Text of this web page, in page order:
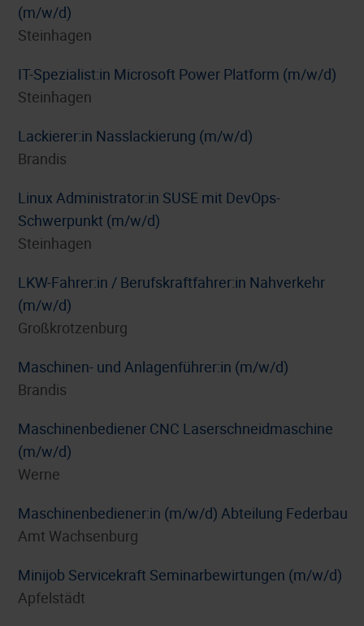
(m/w/d)
Steinhagen
IT-Spezialist:in Microsoft Power Platform (m/w/d)
Steinhagen
Lackierer:in Nasslackierung (m/w/d)
Brandis
Linux Administrator:in SUSE mit DevOps-
Schwerpunkt (m/w/d)
Steinhagen
LKW-Fahrer:in / Berufskraftfahrer:in Nahverkehr
(m/w/d)
Großkrotzenburg
Maschinen- und Anlagenführer:in (m/w/d)
Brandis
Maschinenbediener CNC Laserschneidmaschine
(m/w/d)
Werne
Maschinenbediener:in (m/w/d) Abteilung Federbau
Amt Wachsenburg
Minijob Servicekraft Seminarbewirtungen (m/w/d)
Apfelstädt